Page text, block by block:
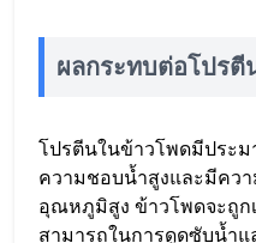
ผลกระทบต่อโปรตี
โปรตีนในข้าวโพดมีประม
ความชอบน้ำสูงและมีคว
อุณหภูมิสูง ข้าวโพดจะถูก
สามารถในการดูดซับน้ำ